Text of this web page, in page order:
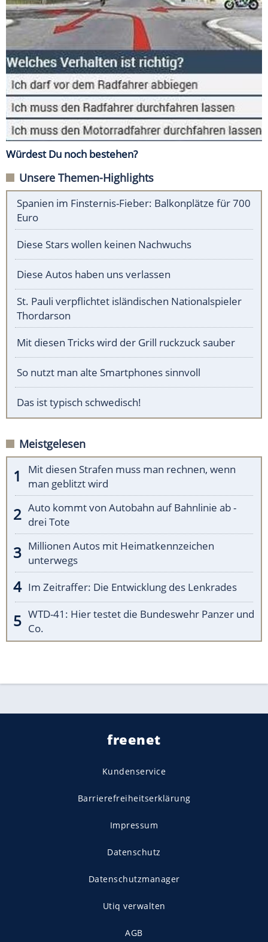
Würdest Du noch bestehen?
Unsere Themen-Highlights
Spanien im Finsternis-Fieber: Balkonplätze für 700
Euro
Diese Stars wollen keinen Nachwuchs
Diese Autos haben uns verlassen
St. Pauli verpflichtet isländischen Nationalspieler
Thordarson
Mit diesen Tricks wird der Grill ruckzuck sauber
So nutzt man alte Smartphones sinnvoll
Das ist typisch schwedisch!
Meistgelesen
Mit diesen Strafen muss man rechnen, wenn
man geblitzt wird
Auto kommt von Autobahn auf Bahnlinie ab -
drei Tote
Millionen Autos mit Heimatkennzeichen
unterwegs
Im Zeitraffer: Die Entwicklung des Lenkrades
WTD-41: Hier testet die Bundeswehr Panzer und
Co.
freenet
Kundenservice
Barrierefreiheitserklärung
Impressum
Datenschutz
Datenschutzmanager
Utiq verwalten
AGB